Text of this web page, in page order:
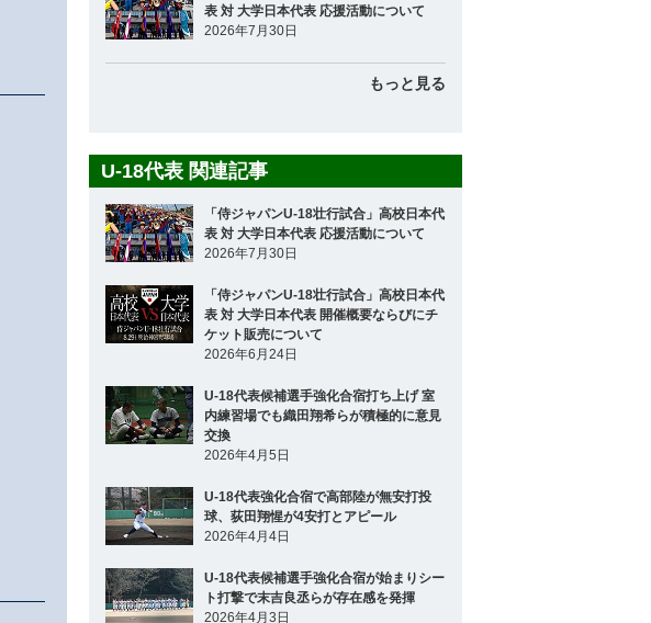
表 対 大学日本代表 応援活動について
2026年7月30日
もっと見る
U-18代表 関連記事
「侍ジャパンU-18壮行試合」高校日本代
表 対 大学日本代表 応援活動について
2026年7月30日
「侍ジャパンU-18壮行試合」高校日本代
表 対 大学日本代表 開催概要ならびにチ
ケット販売について
2026年6月24日
U-18代表候補選手強化合宿打ち上げ 室
内練習場でも織田翔希らが積極的に意見
交換
2026年4月5日
U-18代表強化合宿で高部陸が無安打投
球、荻田翔惺が4安打とアピール
2026年4月4日
U-18代表候補選手強化合宿が始まりシー
ト打撃で末吉良丞らが存在感を発揮
2026年4月3日